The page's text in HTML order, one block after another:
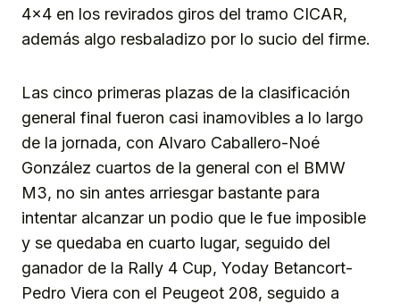
4×4 en los revirados giros del tramo CICAR,
además algo resbaladizo por lo sucio del firme.
Las cinco primeras plazas de la clasificación
general final fueron casi inamovibles a lo largo
de la jornada, con Alvaro Caballero-Noé
González cuartos de la general con el BMW
M3, no sin antes arriesgar bastante para
intentar alcanzar un podio que le fue imposible
y se quedaba en cuarto lugar, seguido del
ganador de la Rally 4 Cup, Yoday Betancort-
Pedro Viera con el Peugeot 208, seguido a